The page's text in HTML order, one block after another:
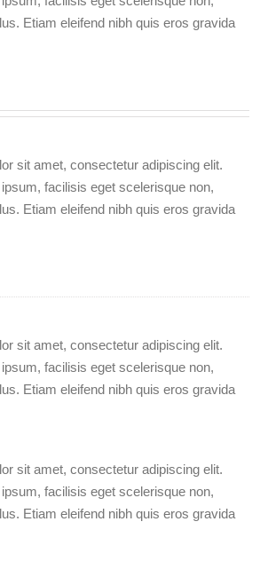
Etiam eleifend nibh quis eros gravida
sit amet, consectetur adipiscing elit.
facilisis eget scelerisque non,
Etiam eleifend nibh quis eros gravida
sit amet, consectetur adipiscing elit.
facilisis eget scelerisque non,
Etiam eleifend nibh quis eros gravida
sit amet, consectetur adipiscing elit.
facilisis eget scelerisque non,
Etiam eleifend nibh quis eros gravida